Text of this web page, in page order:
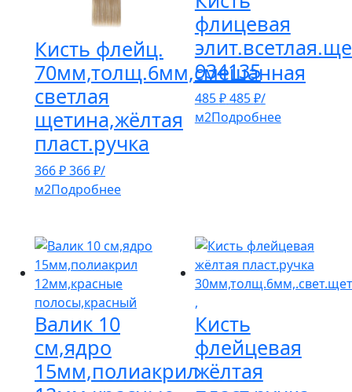
Кисть флейц.
70мм,толщ.6мм,смешанная
светлая
щетина,жёлтая
пласт.ручка
366₽366₽/
м2Подробнее
флицевая
934135
485₽485₽/
м2Подробнее
Валик 10
см,ядро
15мм,полиакрил
Кисть
флейцевая
жёлтая